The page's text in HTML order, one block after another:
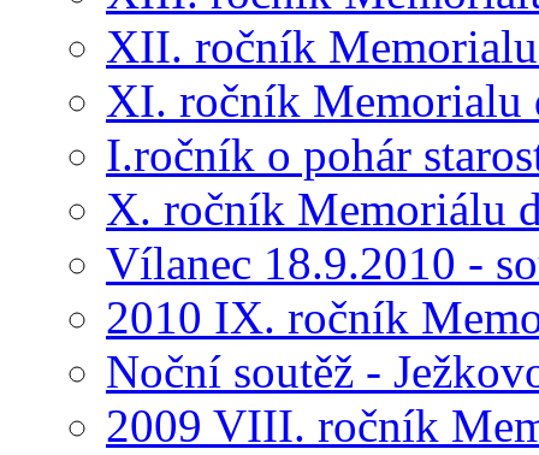
XII. ročník
XI. ročník Memorialu
I.ročník o pohár
X. ročník Memoriálu
Vílanec 18.9.2010 -
2010 IX. ročník
Noční soutěž -
2009 VIII. ročník